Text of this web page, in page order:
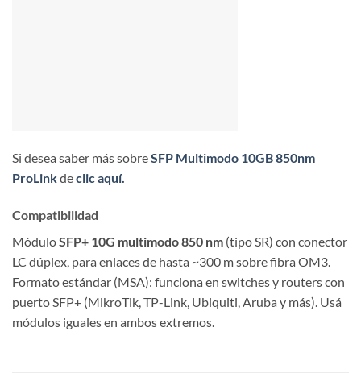
Si desea saber más sobreSFP Multimodo 10GB 850nm
ProLinkdeclic aquí.
Compatibilidad
MóduloSFP+ 10G multimodo 850 nm (tipo SR) con conector
LC dúplex, para enlaces de hasta ~300 m sobre fibra OM3.
Formato estándar (MSA): funciona en switches y routers con
puerto SFP+ (MikroTik, TP-Link, Ubiquiti, Aruba y más). Usá
módulos iguales en ambos extremos.